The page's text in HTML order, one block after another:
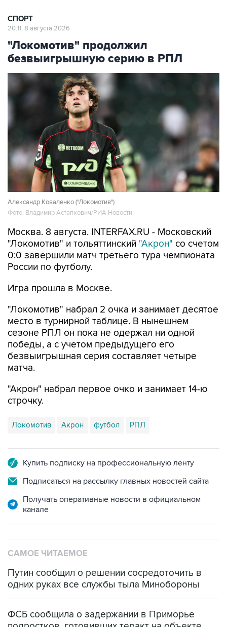
СПОРТ
20:11, 8 августа 2026
"Локомотив" продолжил
безвыигрышную серию в РПЛ
Александр Коваленко ("Локомотив")
Фото: Владимир Астапкович/РИА Новости
Москва. 8 августа. INTERFAX.RU - Московский
"Локомотив" и тольяттинский "Акрон" со счетом
0:0 завершили матч третьего тура чемпионата
России по футболу.
Игра прошла в Москве.
"Локомотив" набрал 2 очка и занимает десятое
место в турнирной таблице. В нынешнем
сезоне РПЛ он пока не одержал ни одной
победы, а с учетом предыдущего его
безвыигрышная серия составляет четыре
матча.
"Акрон" набрал первое очко и занимает 14-ю
строчку.
Локомотив Акрон футбол РПЛ
Купить подписку на профессиональную ленту
Подписаться на рассылку главных новостей сайта
Получать оперативные новости в официальном
канале
САМОЕ ЧИТАЕМОЕ
Путин сообщил о решении сосредоточить в
одних руках все службы тыла Минобороны
ФСБ сообщила о задержании в Приморье